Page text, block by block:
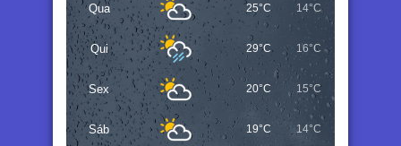
Qua 25°C 14°C
Qui 29°C 16°C
Sex 20°C 15°C
Sáb 19°C 14°C